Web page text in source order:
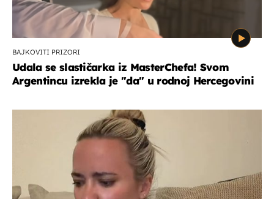
BAJKOVITI PRIZORI
Udala se slastičarka iz MasterChefa! Svom
Argentincu izrekla je "da" u rodnoj Hercegovini